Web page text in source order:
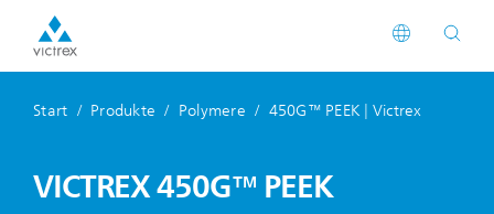
EN
DE
Start Produkte Polymere 450G™ PEEK | Victrex
VICTREX 450G™ PEEK